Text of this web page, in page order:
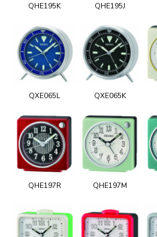
QHE195K QHE195J
QXE065L QXE065K
QHE197R QHE197M